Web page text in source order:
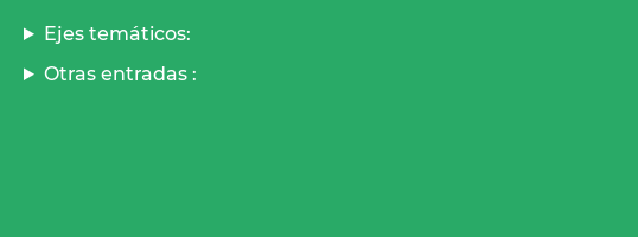
Ejes temáticos:
Otras entradas :